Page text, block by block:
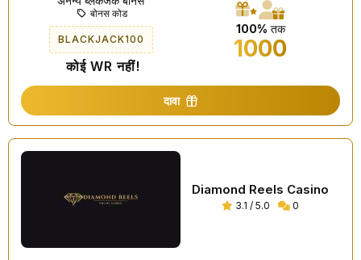
100% तक
1000
बोनस कोड
BLACKJACK100
कोई WR नहीं!
दावा
Diamond Reels Casino
3.1 / 5.0 0